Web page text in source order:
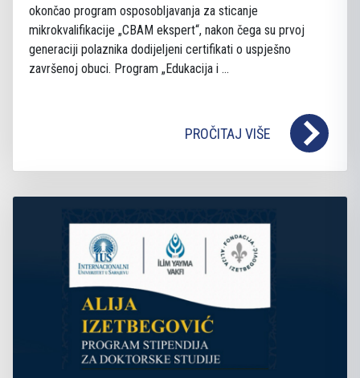
okončao program osposobljavanja za sticanje
mikrokvalifikacije „CBAM ekspert“, nakon čega su prvoj
generaciji polaznika dodijeljeni certifikati o uspješno
završenoj obuci. Program „Edukacija i ...
PROČITAJ VIŠE